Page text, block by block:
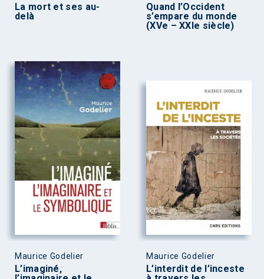
La mort et ses au-
delà
Quand l’Occident
s’empare du monde
(XVe – XXIe siècle)
Maurice Godelier
L’imaginé,
Maurice Godelier
L’interdit de l’inceste